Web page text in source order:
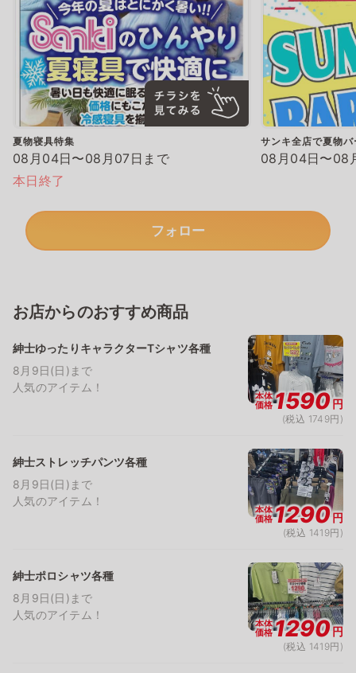
夏物寝具特集
08月04日〜08月07日まで
本日終了
サンキ全店で夏物
08月04日〜08
フォロー
お店からのおすすめ商品
紳士ゆったりキャラクターTシャツ各種
8月9日(日)まで
人気のアイテム！
本体
価格1590円
(税込 1749円)
紳士ストレッチパンツ各種
8月9日(日)まで
人気のアイテム！
本体
価格1290円
(税込 1419円)
紳士ポロシャツ各種
8月9日(日)まで
人気のアイテム！
本体
価格1290円
(税込 1419円)